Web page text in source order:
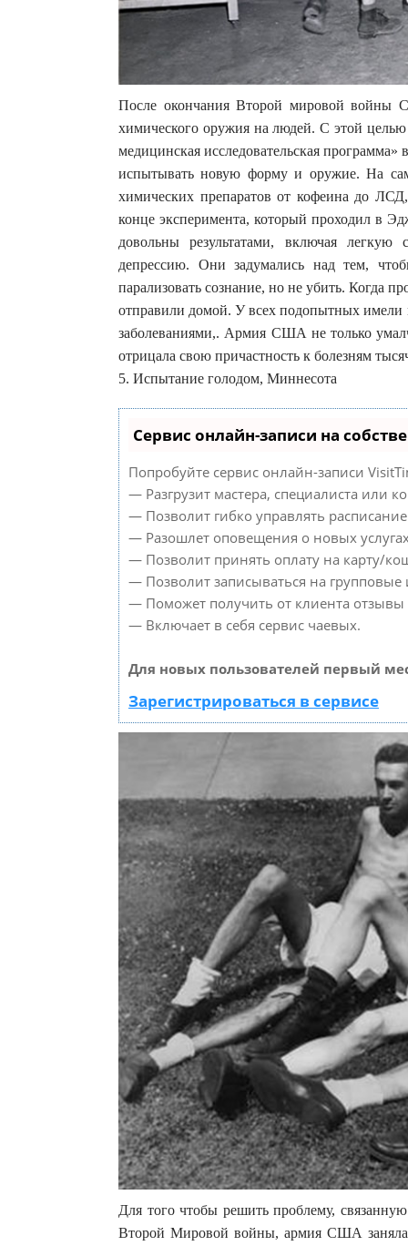
После окончания Второй мировой войны
химического оружия на людей. С этой
медицинская исследовательская
испытывать новую форму и оружие. На
химических препаратов от кофеина до
конце эксперимента, который проходил в
довольны результатами, включая легкую
депрессию. Они задумались над тем,
парализовать сознание, но не убить. Когда
отправили домой. У всех подопытных имели
заболеваниями,. Армия США не только
отрицала свою причастность к болезням
5. Испытание голодом, Миннесота
Сервис онлайн-записи на
Попробуйте сервис онлайн-записи
— Разгрузит мастера, специалиста или
— Позволит гибко управлять
— Разошлет оповещения о новых
— Позволит принять оплату на карту/
— Позволит записываться на
— Поможет получить от клиента отзывы
— Включает в себя сервис чаевых.
Для новых пользователей первый
Зарегистрироваться в сервисе
Для того чтобы решить проблему,
Второй Мировой войны, армия США